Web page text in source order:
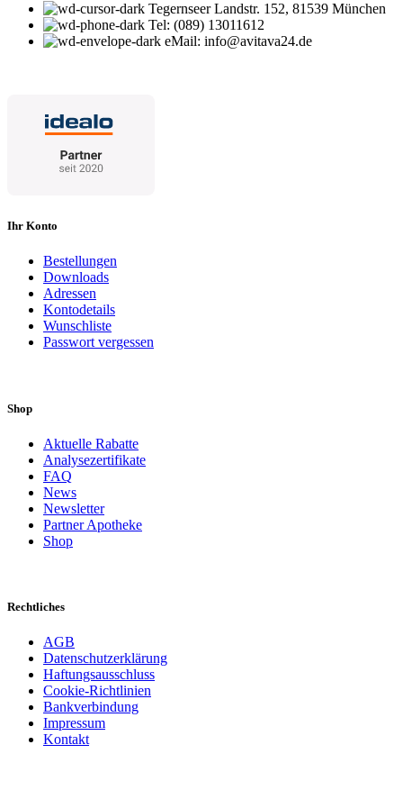
Tegernseer Landstr. 152, 81539 München
Tel: (089) 13011612
eMail: info@avitava24.de
Ihr Konto
Bestellungen
Downloads
Adressen
Kontodetails
Wunschliste
Passwort vergessen
Shop
Aktuelle Rabatte
Analysezertifikate
FAQ
News
Newsletter
Partner Apotheke
Shop
Rechtliches
AGB
Datenschutzerklärung
Haftungsausschluss
Cookie-Richtlinien
Bankverbindung
Impressum
Kontakt